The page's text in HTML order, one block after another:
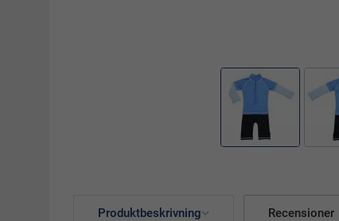
Produktbeskrivning Recensioner